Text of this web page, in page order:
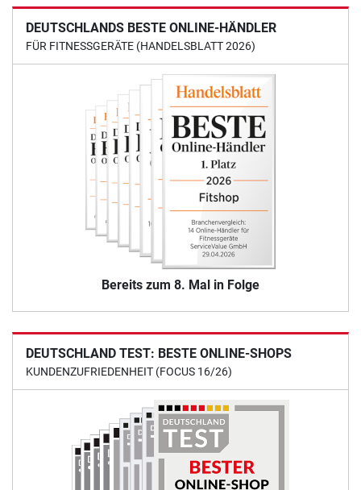
DEUTSCHLANDS BESTE ONLINE-HÄNDLER
FÜR FITNESSGERÄTE (HANDELSBLATT 2026)
Bereits zum 8. Mal in Folge
DEUTSCHLAND TEST: BESTE ONLINE-SHOPS
KUNDENZUFRIEDENHEIT (FOCUS 16/26)